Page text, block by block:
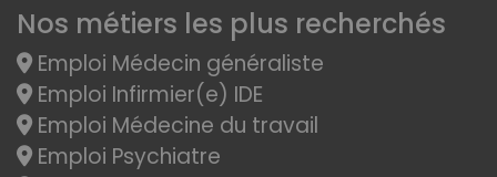
Nos métiers les plus recherchés
Emploi Médecin généraliste
Emploi Infirmier(e) IDE
Emploi Médecine du travail
Emploi Psychiatre